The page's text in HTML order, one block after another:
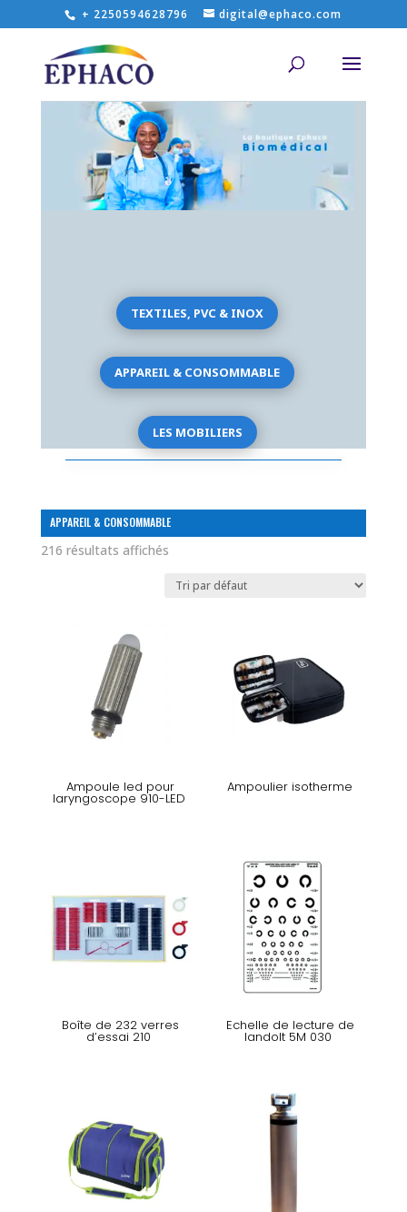
+ 2250594628796 digital@ephaco.com
TEXTILES, PVC & INOX
APPAREIL & CONSOMMABLE
LES MOBILIERS
APPAREIL & CONSOMMABLE
216 résultats affichés
Ampoule led pour
laryngoscope 910-LED
Ampoulier isotherme
Boîte de 232 verres
d’essai 210
Echelle de lecture de
landolt 5M 030